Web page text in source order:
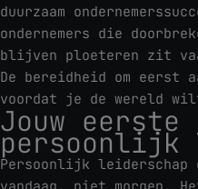
duurzaam
ondernemers die
blijven ploeteren zit
De bereidheid om eerst
voordat je de wereld
Jouw eerste
persoonlijk
Persoonlijk leiderschap